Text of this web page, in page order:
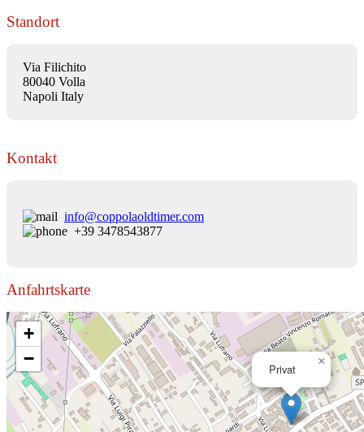
Standort
Via Filichito
80040 Volla
Napoli Italy
Kontakt
info@coppolaoldtimer.com
+39 3478543877
Anfahrtskarte
Privat
×
+
−